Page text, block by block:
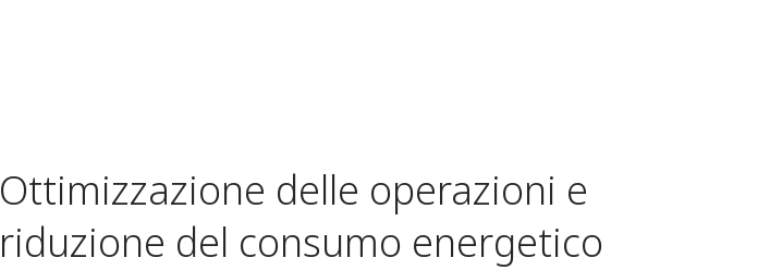
Ottimizzazione delle operazioni e
riduzione del consumo energetico​